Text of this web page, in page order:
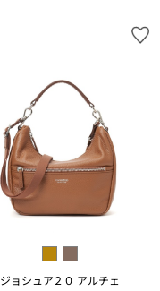
ジョシュア２０ アルチェ